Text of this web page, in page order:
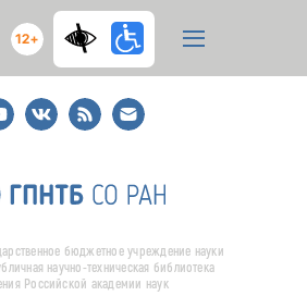
12+
ВКонтакте
RSS
E-
mail
подписка
бюджетное учреждение науки
научно-техническая библиотека
Российской академии наук